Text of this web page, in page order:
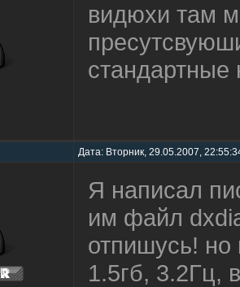
видюхи там
стандартные
Дата: Вторник, 29.05.2007,
Я написал
им файл
отпишусь!
1.5гб, 3.2Гц,